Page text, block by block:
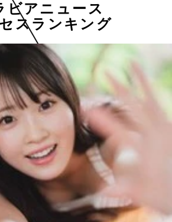
ビアニュース
スランキング